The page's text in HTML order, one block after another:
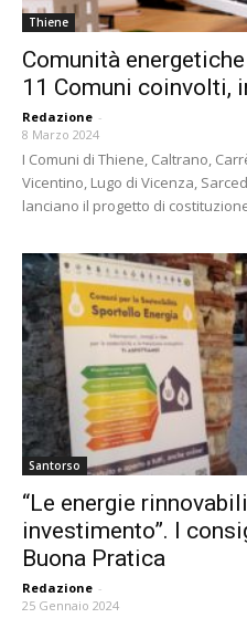
Thiene
Comunità
11 Comuni coinvolti,
Redazione -
8 Marzo 2024
I Comuni di Thiene, Caltrano,
Vicentino, Lugo di Vicenza,
lanciano il progetto di
Santorso
“Le energie
investimento”. I
Buona Pratica
Redazione -
25 Gennaio 2024